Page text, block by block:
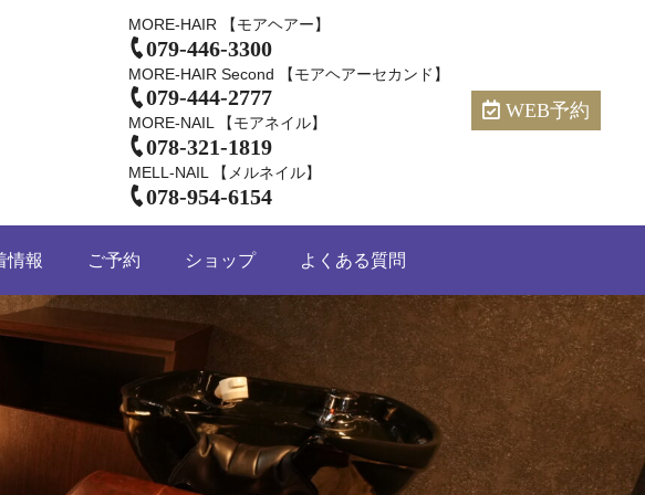
MORE-HAIR 【モアヘアー】
079-446-3300
MORE-HAIR Second 【モアヘアーセカンド】
079-444-2777
MORE-NAIL 【モアネイル】
078-321-1819
MELL-NAIL 【メルネイル】
078-954-6154
WEB予約
情報 ご予約 ショップ よくある質問